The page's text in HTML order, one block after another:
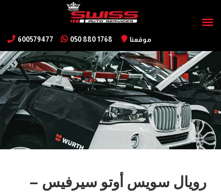
600579477 050 880 1768 موقعنا
رويال سويس أوتو سيرفيس –